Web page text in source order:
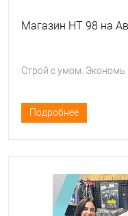
Магазин НТ 98 на
Строй с умом.
Подробнее